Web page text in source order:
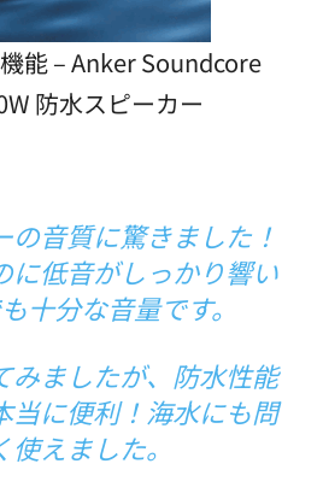
能 – Anker Soundcore
防水スピーカー
の音質に驚きました！
に低音がしっかり響い
十分な音量です。
みましたが、防水性能
当に便利！海水にも問
使えました。